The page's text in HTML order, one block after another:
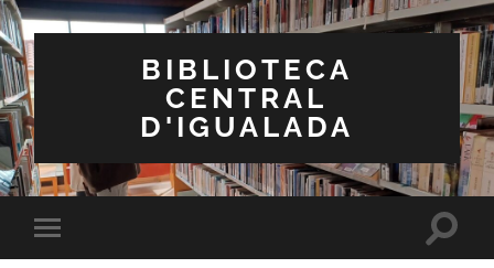
BIBLIOTECA
CENTRAL
D'IGUALADA
Toggle
mobile
Toggle